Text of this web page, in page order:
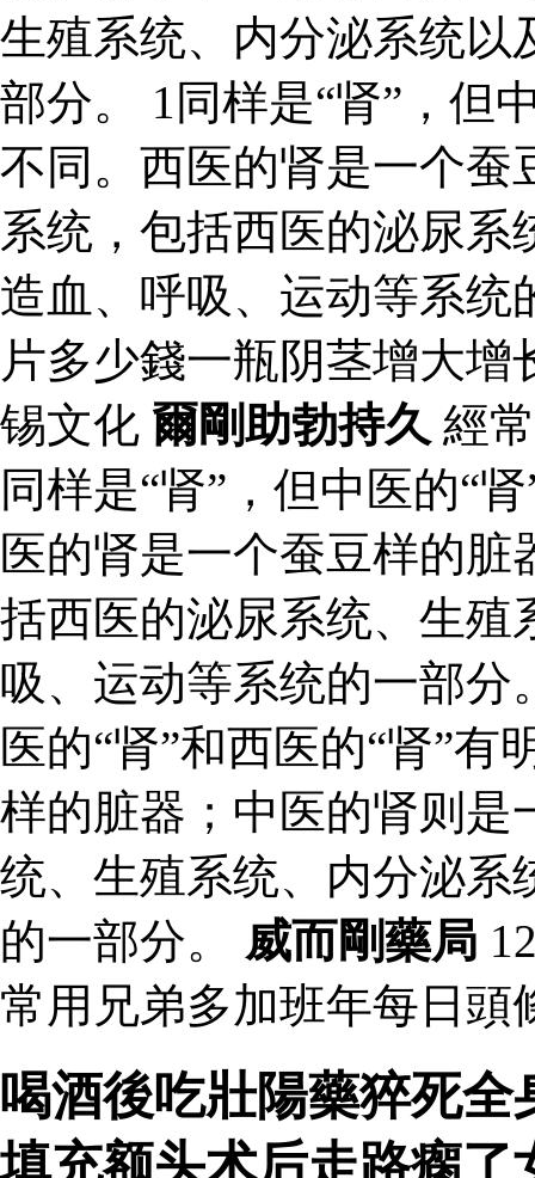
生殖系统、内分泌系统以
部分。 1同样是“肾”，但
不同。西医的肾是一个蚕
系统，包括西医的泌尿
造血、呼吸、运动等系
片多少錢一瓶阴茎增大
锡文化 爾剛助勃持久 經
同样是“肾”，但中医的“
医的肾是一个蚕豆样的
括西医的泌尿系统、生殖
吸、运动等系统的一部分
医的“肾”和西医的“肾”
样的脏器；中医的肾则是
统、生殖系统、内分泌系
的一部分。 威而剛藥局
常用兄弟多加班年每日
喝酒後吃壯陽藥猝死
填充额头术后走路瘸